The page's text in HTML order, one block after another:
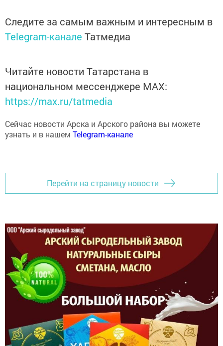
Telegram-каналеТатмедиа
Читайте новости Татарстана в
национальном мессенджере MАХ:
https://max.ru/tatmedia
узнать и в нашемTelegram-канале
Перейти на страницу новости